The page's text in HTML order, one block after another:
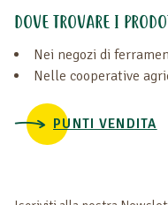
DOVE TROVARE I
Nei negozi di
Nelle cooperative
PUNTI VENDITA